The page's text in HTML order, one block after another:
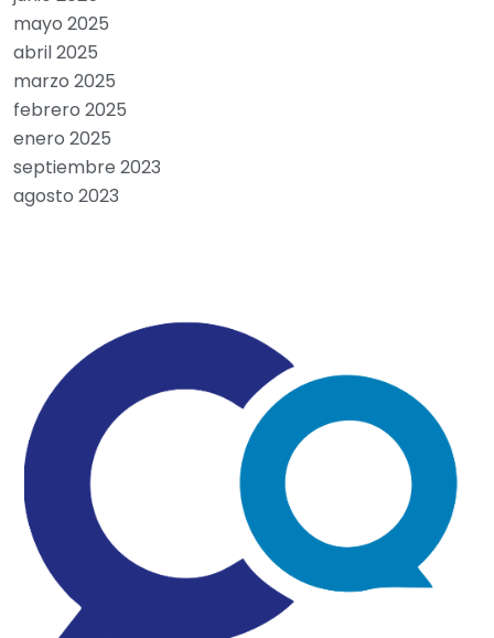
mayo 2025
abril 2025
marzo 2025
febrero 2025
enero 2025
septiembre 2023
agosto 2023